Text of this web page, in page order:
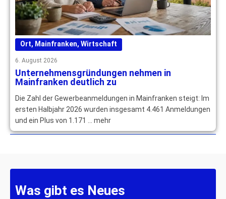
Ort, Mainfranken, Wirtschaft
6. August 2026
Unternehmensgründungen nehmen in
Mainfranken deutlich zu
Die Zahl der Gewerbeanmeldungen in Mainfranken steigt: Im
ersten Halbjahr 2026 wurden insgesamt 4.461 Anmeldungen
und ein Plus von 1.171 … mehr
Was gibt es Neues